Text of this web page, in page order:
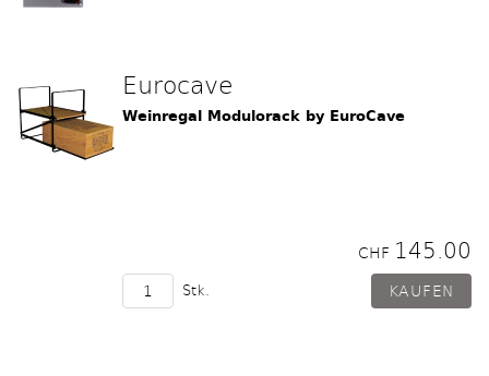
Eurocave
Weinregal Modulorack by EuroCave
CHF 145.00
Stk.